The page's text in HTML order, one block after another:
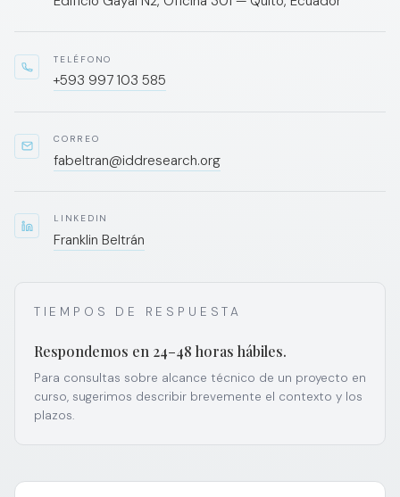
TELÉFONO
+593 997 103 585
CORREO
fabeltran@iddresearch.org
LINKEDIN
Franklin Beltrán
TIEMPOS DE RESPUESTA
Respondemos en 24–48 horas hábiles.
Para consultas sobre alcance técnico de un proyecto en
curso, sugerimos describir brevemente el contexto y los
plazos.